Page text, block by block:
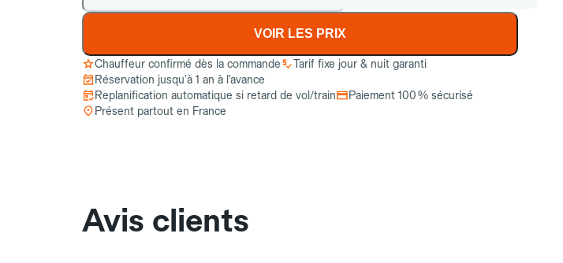
VOIR LES PRIX
Chauffeur confirmé dès la commande
Tarif fixe jour & nuit garanti
Réservation jusqu’à 1 an à l’avance
Replanification automatique si retard de vol/train
Paiement 100 % sécurisé
Présent partout en France
Avis clients